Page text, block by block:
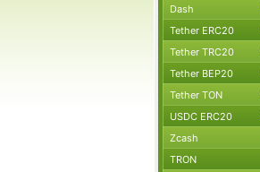
Dash
Tether ERC20
Tether TRC20
Tether BEP20
Tether TON
USDC ERC20
Zcash
TRON